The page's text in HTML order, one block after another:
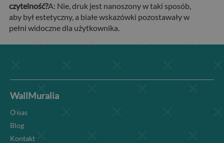
czytelność?A: Nie, druk jest nanoszony w taki sposób,
aby był estetyczny, a białe wskazówki pozostawały w
pełni widoczne dla użytkownika.
WallMuralia
O nas
Blog
Kontakt